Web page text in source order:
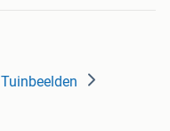
Tuinbeelden